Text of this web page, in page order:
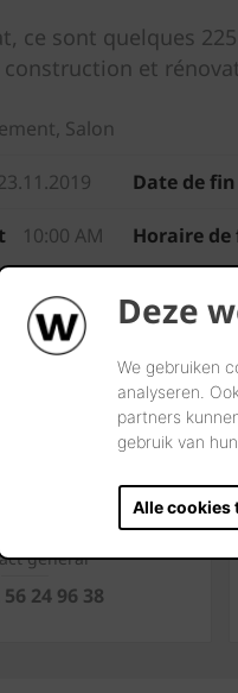
Deze
We gebruiken
analyseren.
partners
gebruik van
Alle cookies
ce sont quelques
construction et
Salon
Date de fin
10:00 AM Horaire de
Evenements
Connaissance et
général
56 24 96 38